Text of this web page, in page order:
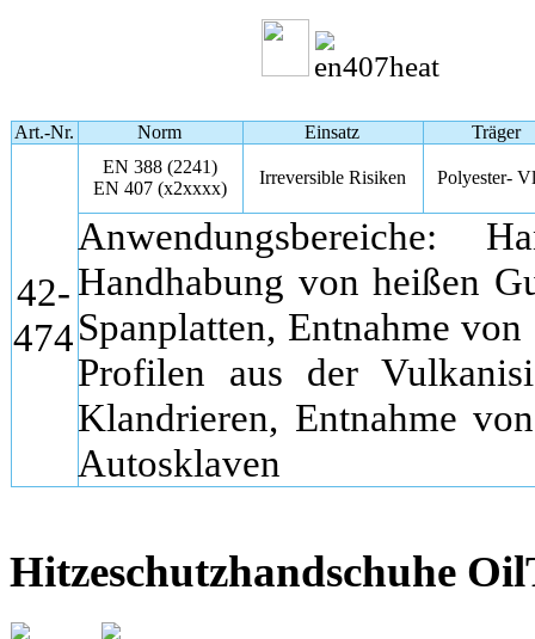
Art.-Nr. Norm Einsatz Träger
42-
474
EN 388 (2241)
EN 407 (x2xxxx)
Irreversible Risiken Polyester-
Anwendungsbereiche:
Handhabung von heißen
Spanplatten, Entnahme
Profilen aus der
Klandrieren, Entnahme
Autosklaven
Hitzeschutzhandschuhe